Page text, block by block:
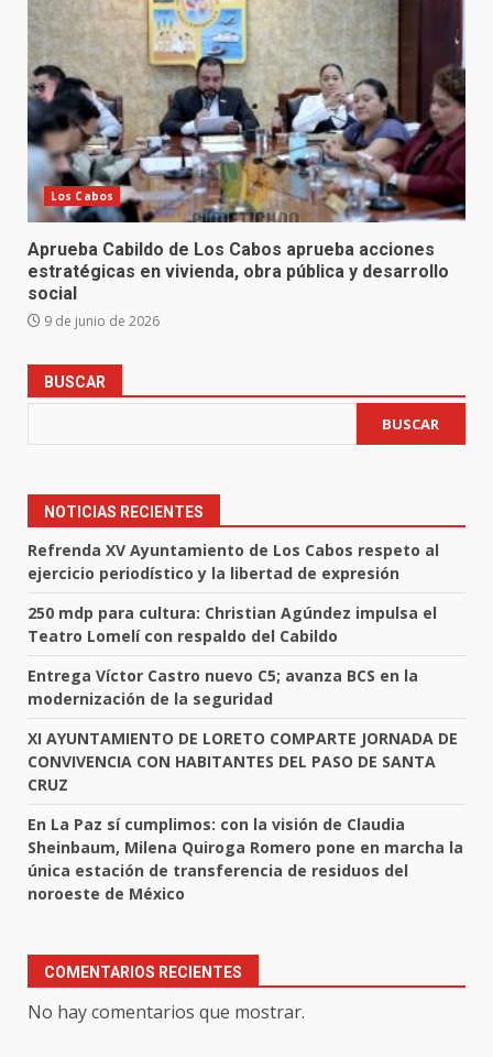
Los Cabos
Aprueba Cabildo de Los Cabos aprueba acciones
estratégicas en vivienda, obra pública y desarrollo
social
9 de junio de 2026
BUSCAR
BUSCAR
NOTICIAS RECIENTES
Refrenda XV Ayuntamiento de Los Cabos respeto al
ejercicio periodístico y la libertad de expresión
250 mdp para cultura: Christian Agúndez impulsa el
Teatro Lomelí con respaldo del Cabildo
Entrega Víctor Castro nuevo C5; avanza BCS en la
modernización de la seguridad
XI AYUNTAMIENTO DE LORETO COMPARTE JORNADA DE
CONVIVENCIA CON HABITANTES DEL PASO DE SANTA
CRUZ
En La Paz sí cumplimos: con la visión de Claudia
Sheinbaum, Milena Quiroga Romero pone en marcha la
única estación de transferencia de residuos del
noroeste de México
COMENTARIOS RECIENTES
No hay comentarios que mostrar.